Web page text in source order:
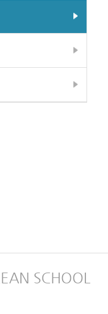
SCHOOL